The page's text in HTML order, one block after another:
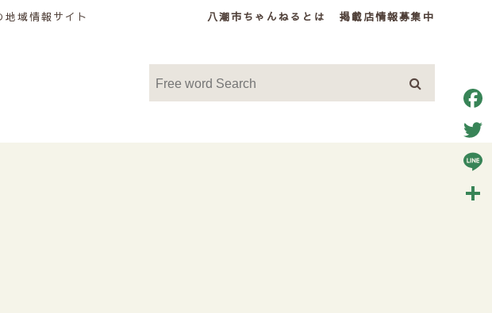
八潮市ちゃんねるとは 掲載店情報募集中
域情報サイト
Line